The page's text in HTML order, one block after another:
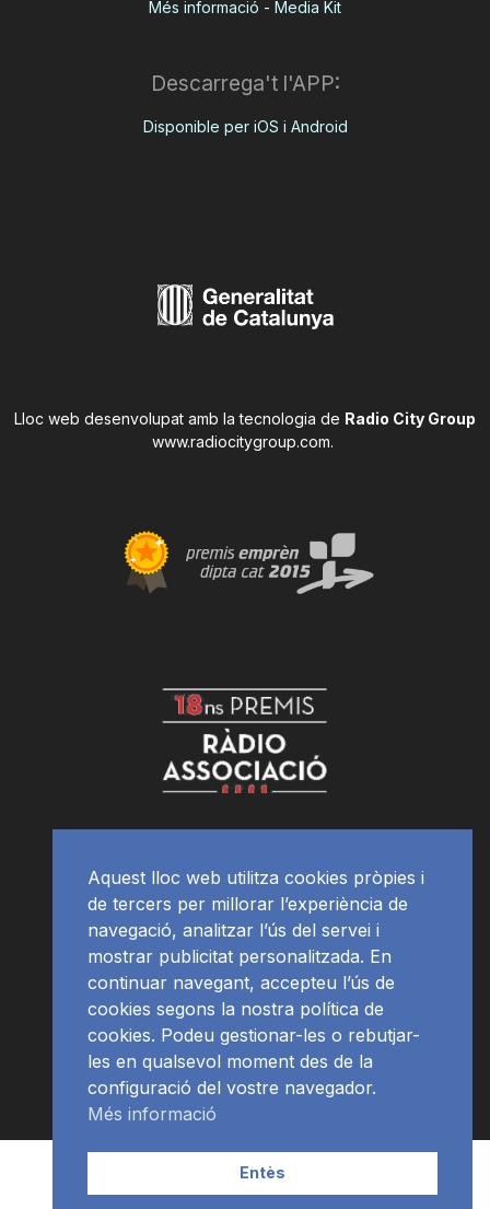
Més informació - Media Kit
Descarrega't l'APP:
Disponible per iOS i Android
Lloc web desenvolupat amb la tecnologia de Radio City Group
www.radiocitygroup.com.
APP Programació
Aquest lloc web utilitza cookies pròpies i
de tercers per millorar l’experiència de
navegació, analitzar l’ús del servei i
mostrar publicitat personalitzada. En
continuar navegant, accepteu l’ús de
cookies segons la nostra política de
cookies. Podeu gestionar-les o rebutjar-
les en qualsevol moment des de la
configuració del vostre navegador.
Més informació
Entès